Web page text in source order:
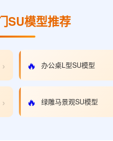
SU模型推荐
› 🔥 办公桌L型SU模型
› 🔥 绿雕马景观SU模型